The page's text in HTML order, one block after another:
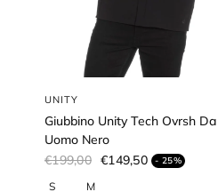
UNITY
Giubbino Unity Tech Ovrsh Da
Uomo Nero
€199,00 €149,50 - 25%